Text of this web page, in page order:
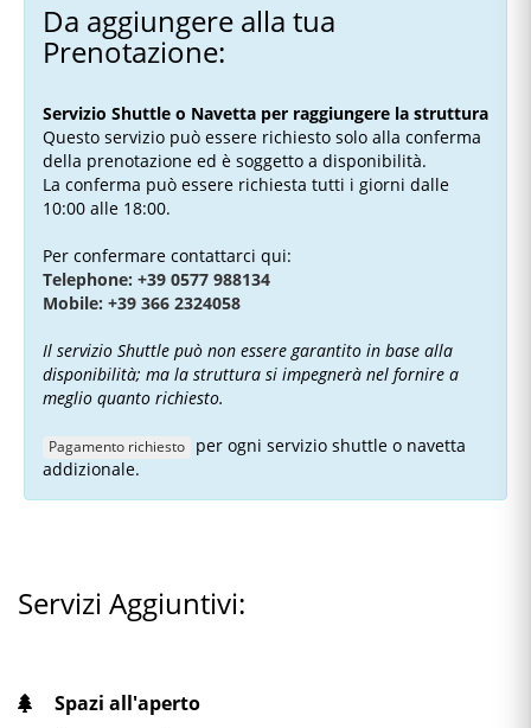
Da aggiungere alla tua
Prenotazione:
Servizio Shuttle o Navetta per raggiungere la struttura
Questo servizio può essere richiesto solo alla conferma
della prenotazione ed è soggetto a disponibilità.
La conferma può essere richiesta tutti i giorni dalle
10:00 alle 18:00.
Per confermare contattarci qui:
Telephone: +39 0577 988134
Mobile: +39 366 2324058
Il servizio Shuttle può non essere garantito in base alla
disponibilità; ma la struttura si impegnerà nel fornire a
meglio quanto richiesto.
Pagamento richiesto per ogni servizio shuttle o navetta
addizionale.
Servizi Aggiuntivi:
Spazi all'aperto